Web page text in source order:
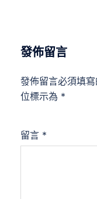
發佈留言
發佈留言必須填
位標示為 *
留言 *